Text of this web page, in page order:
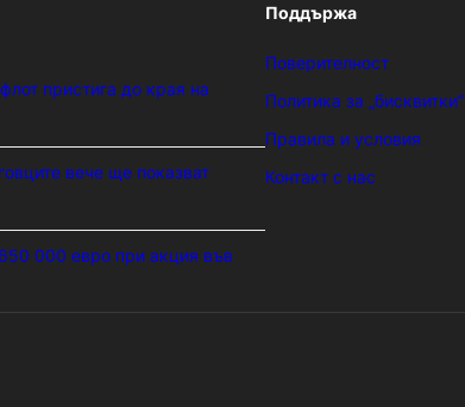
пристига до края на
вече ще показват
000 евро при акция във
Поддържа
Поверителност
Политика за „бисквитки“
Правила и условия
Контакт с нас